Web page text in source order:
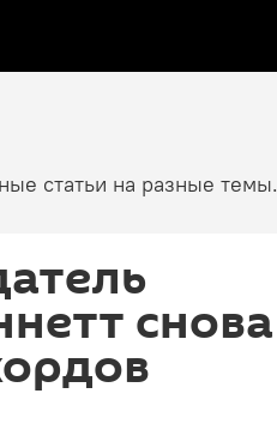
статьи на разные темы.
снова